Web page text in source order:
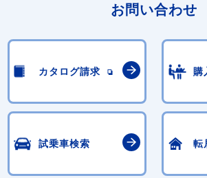
お問い合わせ
カタログ請求 購
試乗車検索 転